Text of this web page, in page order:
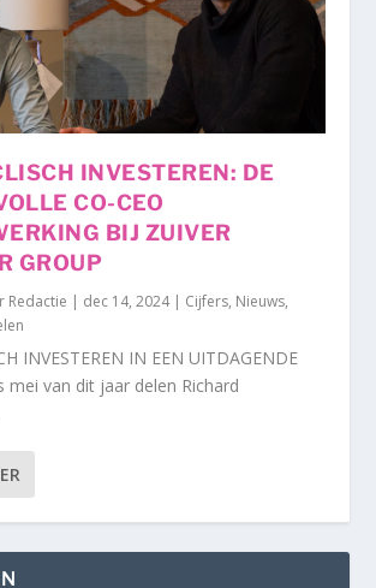
INVESTEREN: DE
CO-CEO
BIJ ZUIVER
GROUP
Redactie | dec 14, 2024| Cijfers, Nieuws,
INVESTEREN IN EEN UITDAGENDE
mei van dit jaar delen Richard